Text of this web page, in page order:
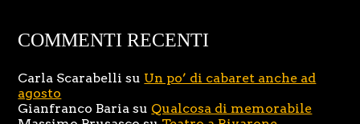
COMMENTI RECENTI
Carla Scarabelli su Un po’ di cabaret anche ad
agosto
Gianfranco Baria su Qualcosa di memorabile